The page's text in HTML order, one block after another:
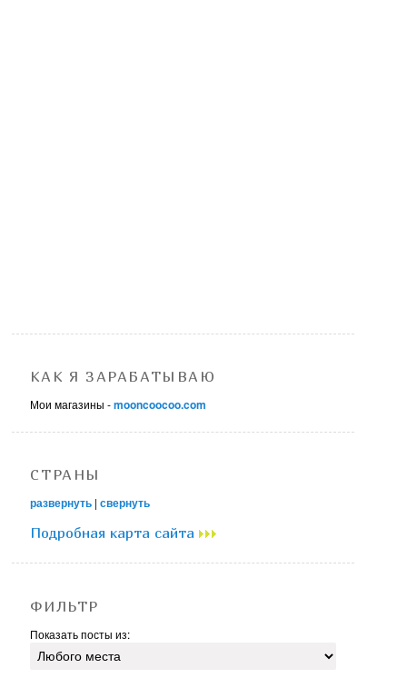
КАК Я ЗАРАБАТЫВАЮ
Мои магазины -mooncoocoo.com
СТРАНЫ
развернуть |свернуть
Подробная карта сайта
ФИЛЬТР
Показать посты из: